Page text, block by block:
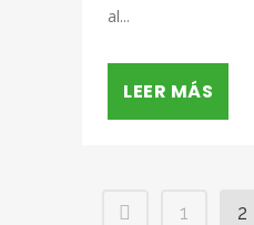
al...
LEER MÁS
1 2